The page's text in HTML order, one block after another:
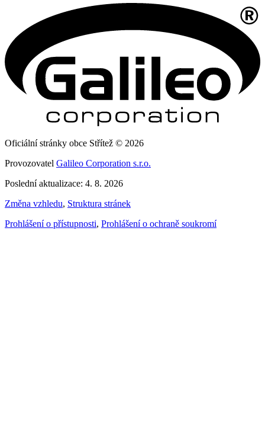
Oficiální stránky obce Střítež © 2026
Provozovatel Galileo Corporation s.r.o.
Poslední aktualizace: 4. 8. 2026
Změna vzhledu, Struktura stránek
Prohlášení o přístupnosti, Prohlášení o ochraně soukromí